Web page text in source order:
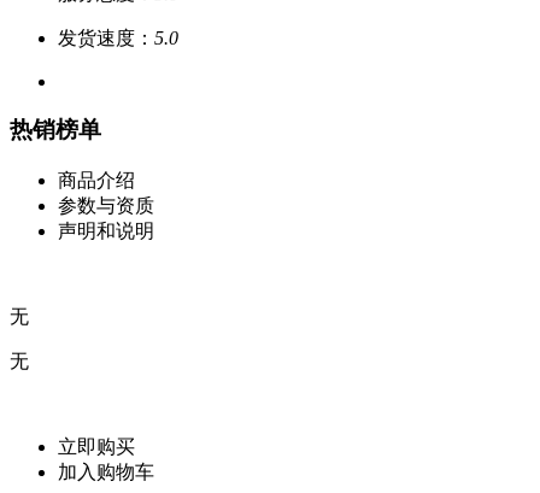
发货速度： 5.0
热销榜单
商品介绍
参数与资质
声明和说明
无
无
立即购买
加入购物车